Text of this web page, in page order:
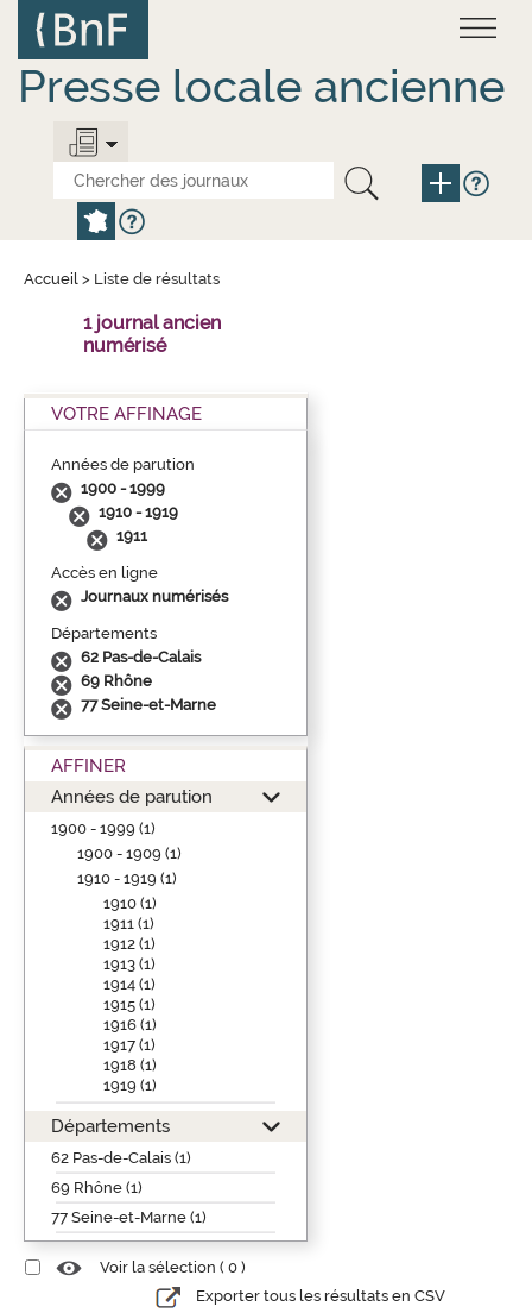
contenu
principal
Presse locale ancienne
Accueil > Liste de résultats
1 journal ancien
numérisé
VOTRE AFFINAGE
Années de parution
1900 - 1999
1910 - 1919
1911
Accès en ligne
Journaux numérisés
Départements
62 Pas-de-Calais
69 Rhône
77 Seine-et-Marne
AFFINER
Années de parution
1900 - 1999 (1)
1900 - 1909 (1)
1910 - 1919 (1)
1910 (1)
1911 (1)
1912 (1)
1913 (1)
1914 (1)
1915 (1)
1916 (1)
1917 (1)
1918 (1)
1919 (1)
Départements
62 Pas-de-Calais (1)
69 Rhône (1)
77 Seine-et-Marne (1)
Voir la sélection ( 0 )
Exporter tous les résultats en CSV
Panneau de gestion des cookies